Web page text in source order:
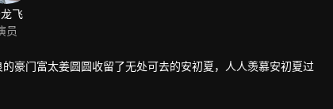
豪门富太姜圆圆收留了无处可去的安初夏，人人羡慕安初夏过
和韩七录相互看不顺眼，是一见面就要吵架的冤家。贵族学校